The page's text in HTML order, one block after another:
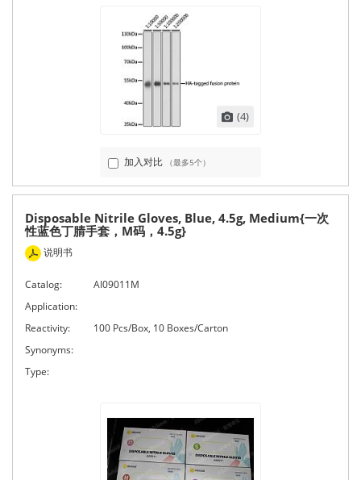
(4)
加入对比 （最多5个）
Disposable Nitrile Gloves, Blue, 4.5g, Medium{一次
性蓝色丁腈手套，M码，4.5g}
说明书
Catalog:
AI09011M
Application:
Reactivity:
100 Pcs/Box, 10 Boxes/Carton
Synonyms:
Type: